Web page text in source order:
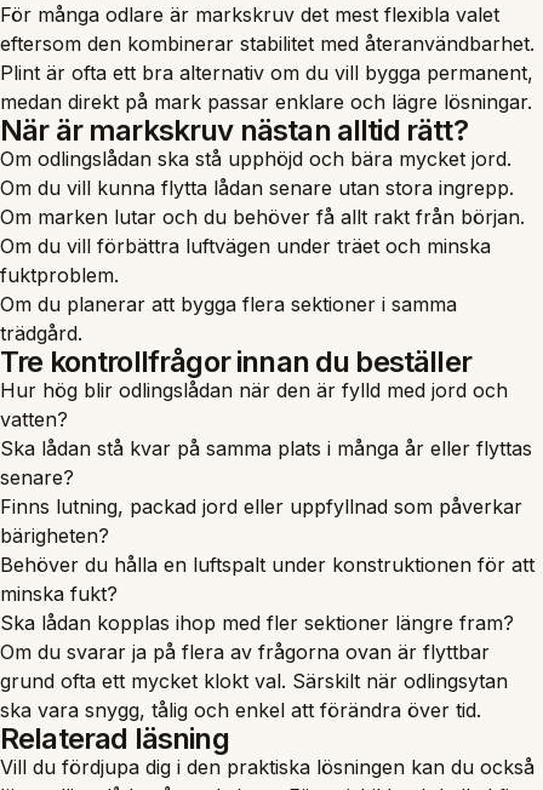
För många odlare är markskruv det mest flexibla valet
eftersom den kombinerar stabilitet med återanvändbarhet.
Plint är ofta ett bra alternativ om du vill bygga permanent,
medan direkt på mark passar enklare och lägre lösningar.
När är markskruv nästan alltid rätt?
Om odlingslådan ska stå upphöjd och bära mycket jord.
Om du vill kunna flytta lådan senare utan stora ingrepp.
Om marken lutar och du behöver få allt rakt från början.
Om du vill förbättra luftvägen under träet och minska
fuktproblem.
Om du planerar att bygga flera sektioner i samma
trädgård.
Tre kontrollfrågor innan du beställer
Hur hög blir odlingslådan när den är fylld med jord och
vatten?
Ska lådan stå kvar på samma plats i många år eller flyttas
senare?
Finns lutning, packad jord eller uppfyllnad som påverkar
bärigheten?
Behöver du hålla en luftspalt under konstruktionen för att
minska fukt?
Ska lådan kopplas ihop med fler sektioner längre fram?
Om du svarar ja på flera av frågorna ovan är flyttbar
grund ofta ett mycket klokt val. Särskilt när odlingsytan
ska vara snygg, tålig och enkel att förändra över tid.
Relaterad läsning
Vill du fördjupa dig i den praktiska lösningen kan du också